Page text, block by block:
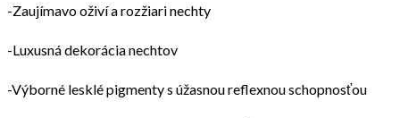
-Zaujímavo oživí a rozžiari nechty
-Luxusná dekorácia nechtov
-Výborné lesklé pigmenty s úžasnou reflexnou schopnosťou